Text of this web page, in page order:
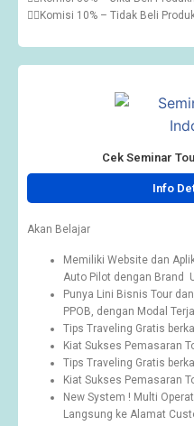
👉🏽Komisi 10% – Tidak Beli
Cek Seminar
Info
Akan Belajar
Memiliki Website dan
Auto Pilot dengan Brand
Punya Lini Bisnis Tour
PPOB, dengan Modal
Tips Traveling Gratis
Kiat Sukses Pemasaran
Tips Traveling Gratis
Kiat Sukses Pemasaran
New System ! Multi
Langsung ke Alamat